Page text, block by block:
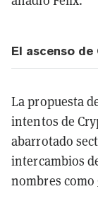
El ascenso
La propuesta
intentos de
abarrotado
intercambios
nombres como